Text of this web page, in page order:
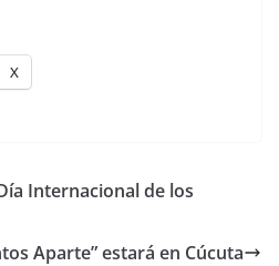
X
Internacional de los
Aparte” estará en Cúcuta